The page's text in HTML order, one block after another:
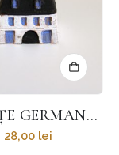
ALBUM BRAȘOV – CETATEA COROANEI – FLORIN ANDREESCU
41,00lei